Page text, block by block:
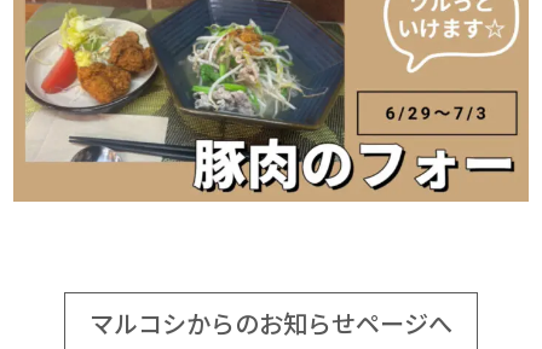
マルコシからのお知らせページへ